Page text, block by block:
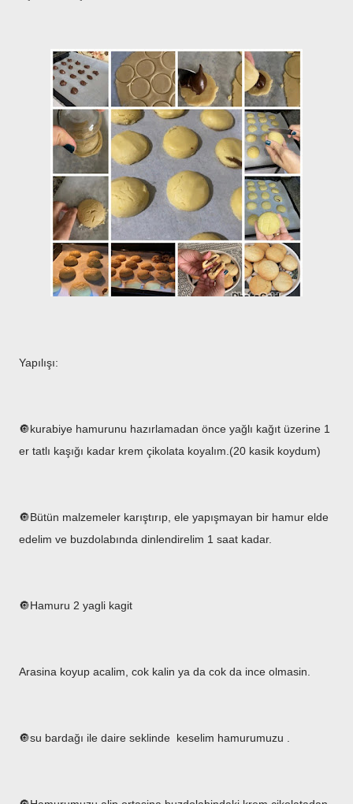
Yapılışı:
🔘kurabiye hamurunu hazırlamadan önce yağlı kağıt üzerine 1
er tatlı kaşığı kadar krem çikolata koyalım.(20 kasik koydum)
🔘Bütün malzemeler karıştırıp, ele yapışmayan bir hamur elde
edelim ve buzdolabında dinlendirelim 1 saat kadar.
🔘Hamuru 2 yagli kagit
Arasina koyup acalim, cok kalin ya da cok da ince olmasin.
🔘su bardağı ile daire seklinde keselim hamurumuzu .